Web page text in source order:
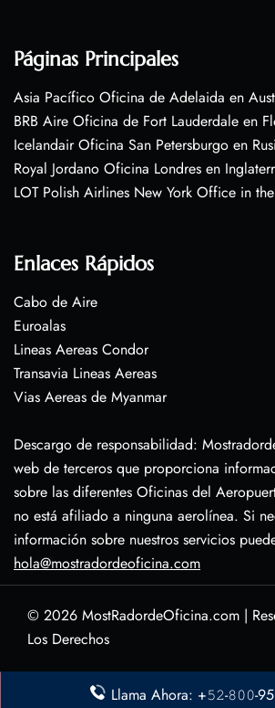
Páginas Principales
Asia Pacífico Oficina de Adelaida en
BRB Aire Oficina de Fort Lauderdale en
Icelandair Oficina San Petersburgo en
Royal Jordano Oficina Londres en
LOT Polish Airlines New York Office in
Enlaces Rápidos
Cabo de Aire
Euroalas
Lineas Aereas Condor
Transavia Lineas Aereas
Vias Aereas de Myanmar
Descargo de responsabilidad:
web de terceros que proporciona
sobre las diferentes Oficinas del
no está afiliado a ninguna aerolínea. Si
información sobre nuestros servicios
hola@mostradordeoficina.com
© 2026 MostRadordeOficina.com |
Los Derechos
Sobre Nosotras
Llama Ahora: +𝟻𝟸-𝟾𝟶𝟶-